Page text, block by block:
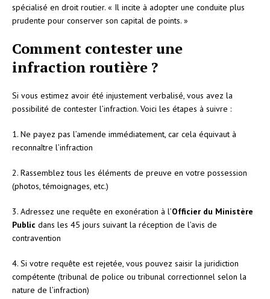
spécialisé en droit routier. « Il incite à adopter une conduite plus
prudente pour conserver son capital de points. »
Comment contester une
infraction routière ?
Si vous estimez avoir été injustement verbalisé, vous avez la
possibilité de contester l’infraction. Voici les étapes à suivre :
1. Ne payez pas l’amende immédiatement, car cela équivaut à
reconnaître l’infraction
2. Rassemblez tous les éléments de preuve en votre possession
(photos, témoignages, etc.)
3. Adressez une requête en exonération à l’Officier du Ministère
Public dans les 45 jours suivant la réception de l’avis de
contravention
4. Si votre requête est rejetée, vous pouvez saisir la juridiction
compétente (tribunal de police ou tribunal correctionnel selon la
nature de l’infraction)